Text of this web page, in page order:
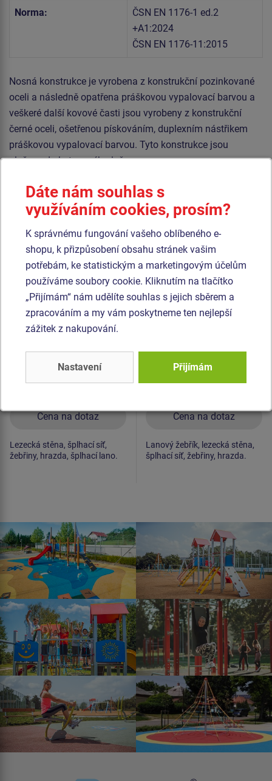
Norma:
ČSN EN 1176-1 ed.2
+A1:2024
ČSN EN 1176-11:2015
Nosná konstrukce je vyrobena z konstrukční pozinkované
oceli a následně opatřena práškovou vypalovací barvou a
veškeré další kovové časti jsou vyrobeny z konstrukční
černé oceli, ošetřenou pískováním, duplexním nástřikem
práškovou vypalovací barvou. Tyto konstrukce jsou
uloženy do betonového lože.
Veškerý spojovací materiál je pozinkovaný nebo nerezový.
Podobnézboží
Produkt - SSE-8614K-10
Šplhací sestava -
celokovová
Cena na dotaz
Lezecká stěna, šplhací síť,
žebřiny, hrazda, šplhací lano.
Produkt - SSE-8507K-10
Šplhací sestava -
celokovová
Cena na dotaz
Lanový žebřík, lezecká stěna,
šplhací síť, žebřiny, hrazda.
Dáte nám souhlas s
využíváním cookies, prosím?
K správnému fungování vašeho oblíbeného e-
shopu, k přizpůsobení obsahu stránek vašim
potřebám, ke statistickým a marketingovým účelům
používáme soubory cookie. Kliknutím na tlačítko
„Přijímám“ nám udělíte souhlas s jejich sběrem a
zpracováním a my vám poskytneme ten nejlepší
zážitek z nakupování.
Nastavení Přijímám